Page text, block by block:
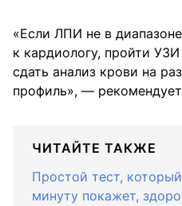
«Если ЛПИ не в
к кардиологу, пройти
сдать анализ крови на
профиль», —
ЧИТАЙТЕ ТАКЖЕ
Простой тест,
минуту покажет,